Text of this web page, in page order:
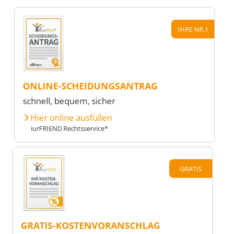
IHRE NR.1
ONLINE-SCHEIDUNGSANTRAG
schnell, bequem, sicher
Hier online ausfüllen
iurFRIEND Rechtsservice*
GRATIS
GRATIS-KOSTENVORANSCHLAG